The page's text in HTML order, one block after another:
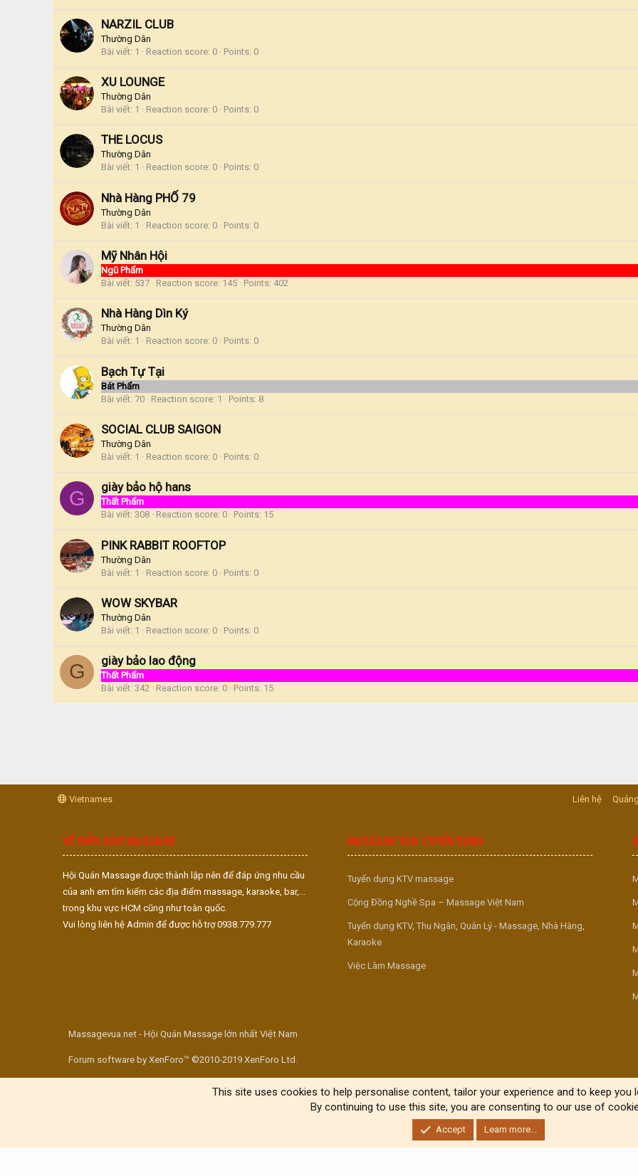
NARZIL CLUB
Thường Dân
Bài viết 1 Reaction score 0 Points 0
XU LOUNGE
Thường Dân
Bài viết 1 Reaction score 0 Points 0
THE LOCUS
Thường Dân
Bài viết 1 Reaction score 0 Points 0
Nhà Hàng PHỐ 79
Thường Dân
Bài viết 1 Reaction score 0 Points 0
Mỹ Nhân Hội
Ngũ Phẩm
Bài viết 537 Reaction score 145 Points 402
Nhà Hàng Dìn Ký
Thường Dân
Bài viết 1 Reaction score 0 Points 0
Bạch Tự Tại
Bát Phẩm
Bài viết 70 Reaction score 1 Points 8
SOCIAL CLUB SAIGON
Thường Dân
Bài viết 1 Reaction score 0 Points 0
G giày bảo hộ hans
Thất Phẩm
Bài viết 308 Reaction score 0 Points 15
PINK RABBIT ROOFTOP
Thường Dân
Bài viết 1 Reaction score 0 Points 0
WOW SKYBAR
Thường Dân
Bài viết 1 Reaction score 0 Points 0
G giày bảo lao động
Thất Phẩm
Bài viết 342 Reaction score 0 Points 15
Vietnames Liên hệ
VỀ DIỄN ĐÀN MASSAGE
Hội Quán Massage được thành lập nên để đáp ứng nhu cầu
của anh em tìm kiếm các địa điểm massage, karaoke, bar,...
trong khu vực HCM cũng như toàn quốc.
Vui lòng liên hệ Admin để được hỗ trợ 0938.779.777
MASSAGE VUA TUYỂN DỤNG
Tuyển dụng KTV massage
Cộng Đồng Nghề Spa – Massage Việt Nam
Tuyển dụng KTV, Thu Ngân, Quản Lý - Massage, Nhà Hàng,
Karaoke
Việc Làm Massage
Massagevua.net - Hội Quán Massage lớn nhất Việt Nam
Forum software by XenForo™ ©2010-2019 XenForo Ltd.
This site uses cookies to help personalise content, tailor your experience and to keep you
By continuing to use this site, you are consenting to our use of
Accept Learn more...